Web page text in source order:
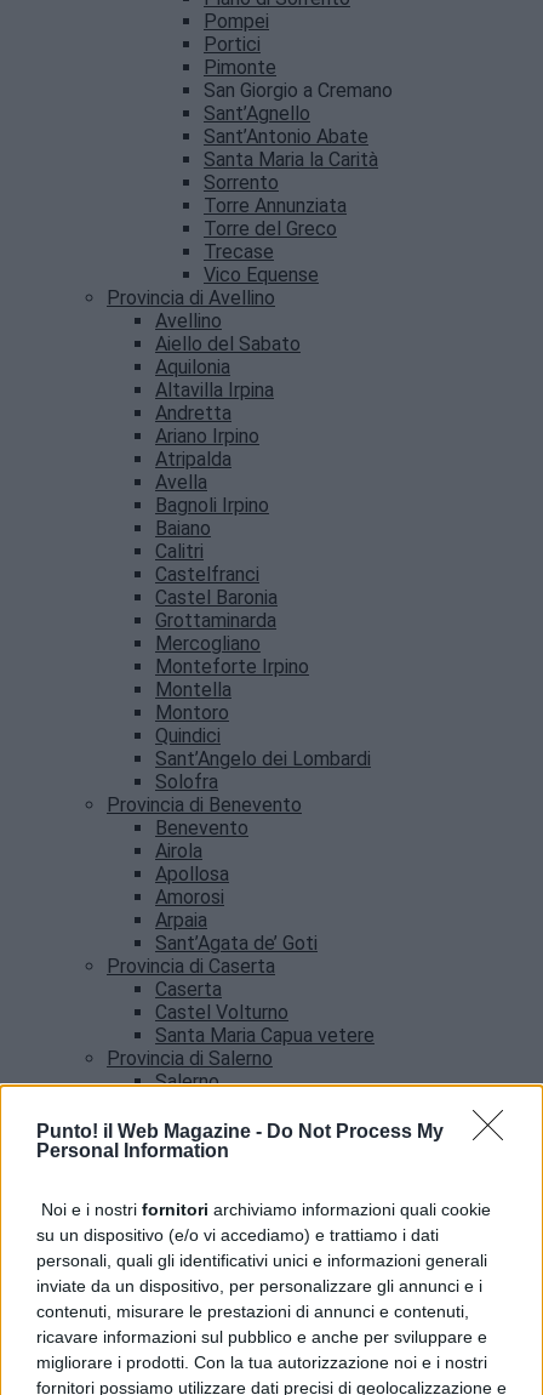
Punto! il Web Magazine - Do Not Process My
Personal Information
Noi e i nostri fornitori archiviamo informazioni quali cookie
su un dispositivo (e/o vi accediamo) e trattiamo i dati
personali, quali gli identificativi unici e informazioni generali
inviate da un dispositivo, per personalizzare gli annunci e i
contenuti, misurare le prestazioni di annunci e contenuti,
ricavare informazioni sul pubblico e anche per sviluppare e
migliorare i prodotti. Con la tua autorizzazione noi e i nostri
fornitori possiamo utilizzare dati precisi di geolocalizzazione e
Pompei
Portici
Pimonte
San Giorgio a Cremano
Sant’Agnello
Sant’Antonio Abate
Santa Maria la Carità
Sorrento
Torre Annunziata
Torre del Greco
Trecase
Vico Equense
Provincia di Avellino
Avellino
Aiello del Sabato
Aquilonia
Altavilla Irpina
Andretta
Ariano Irpino
Atripalda
Avella
Bagnoli Irpino
Baiano
Calitri
Castelfranci
Castel Baronia
Grottaminarda
Mercogliano
Monteforte Irpino
Montella
Montoro
Quindici
Sant’Angelo dei Lombardi
Solofra
Provincia di Benevento
Benevento
Airola
Apollosa
Amorosi
Arpaia
Sant’Agata de’ Goti
Provincia di Caserta
Caserta
Castel Volturno
Santa Maria Capua vetere
Provincia di Salerno
Salerno
Amalfi
Angri
Addio a Francesco Guccini, il poeta della musica
italiana si è spento